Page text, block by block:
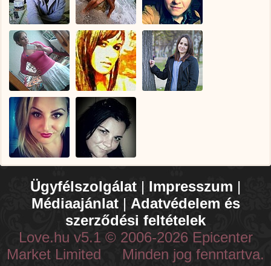
Ügyfélszolgálat | Impresszum |
Médiaajánlat| Adatvédelem és
szerződési feltételek
Love.hu v5.1 © 2006-2026 Epicenter
Market Limited Minden jog fenntartva.